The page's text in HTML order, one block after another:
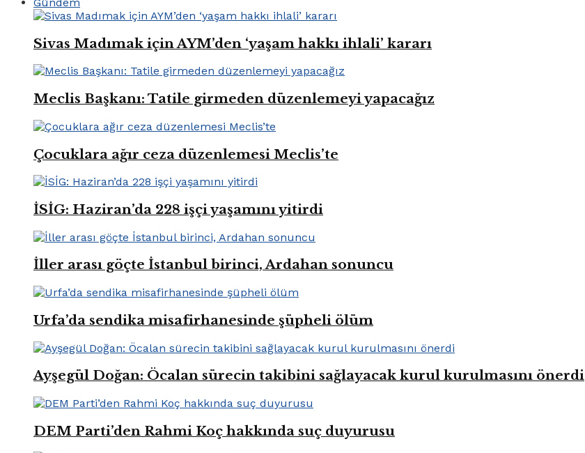
Sivas Madımak için AYM’den ‘yaşam hakkı ihlali’ kararı
Meclis Başkanı: Tatile girmeden düzenlemeyi yapacağız
Çocuklara ağır ceza düzenlemesi Meclis’te
İSİG: Haziran’da 228 işçi yaşamını yitirdi
İller arası göçte İstanbul birinci, Ardahan sonuncu
Urfa’da sendika misafirhanesinde şüpheli ölüm
Ayşegül Doğan: Öcalan sürecin takibini sağlayacak kurul kurulmasını önerdi
DEM Parti’den Rahmi Koç hakkında suç duyurusu